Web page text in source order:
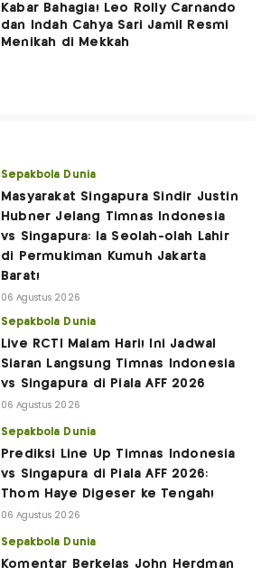
Kabar Bahagia! Leo Rolly Carnando
dan Indah Cahya Sari Jamil Resmi
Menikah di Mekkah
Sepakbola Dunia
Masyarakat Singapura Sindir Justin
Hubner Jelang Timnas Indonesia
vs Singapura: Ia Seolah-olah Lahir
di Permukiman Kumuh Jakarta
Barat!
06 Agustus 2026
Sepakbola Dunia
Live RCTI Malam Hari! Ini Jadwal
Siaran Langsung Timnas Indonesia
vs Singapura di Piala AFF 2026
06 Agustus 2026
Sepakbola Dunia
Prediksi Line Up Timnas Indonesia
vs Singapura di Piala AFF 2026:
Thom Haye Digeser ke Tengah!
06 Agustus 2026
Sepakbola Dunia
Komentar Berkelas John Herdman